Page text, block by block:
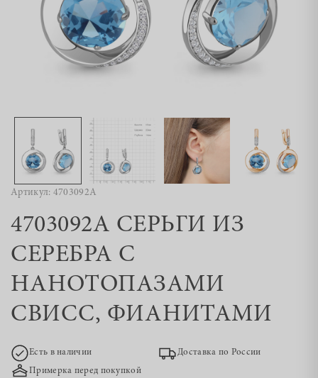
Артикул: 4703092А
4703092А СЕРЬГИ ИЗ
СЕРЕБРА С
НАНОТОПАЗАМИ
СВИСС, ФИАНИТАМИ
Есть в наличии
Доставка по России
Примерка перед покупкой